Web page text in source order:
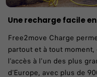
Une recharge facile
Free2move Charge
partout et à tout
l'accès à l'un des plus
d'Europe, avec plus de